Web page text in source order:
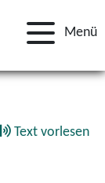
Menü
Text vorlesen